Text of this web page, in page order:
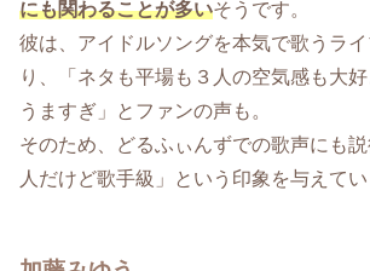
にも関わることが多いそうです。
彼は、アイドルソングを本気で歌うラ
り、「ネタも平場も３人の空気感も大
うますぎ」とファンの声も。
そのため、どるふぃんずでの歌声にも
人だけど歌手級」という印象を与えてい